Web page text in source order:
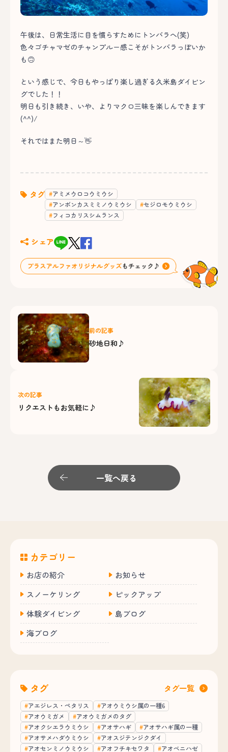
午後は、日常生活に目を慣らすためにトンバラへ(笑)
色々ゴチャマゼのチャンプルー感こそがトンバラっぽいか
も🙃
という感じで、今日もやっぱり楽し過ぎる久米島ダイビン
グでした！！
明日も引き続き、いや、よりマクロ三昧を楽しんできます
(^^)/
それではまた明日～👋
タグ
アミメウロコウミウシ
アンボンカスミミノウミウシ
セジロモウミウシ
フィコカリスシムランス
シェア
前の記事
砂地日和♪
次の記事
リクエストもお気軽に♪
一覧へ戻る
カテゴリー
お店の紹介
お知らせ
スノーケリング
ピックアップ
体験ダイビング
島ブログ
海ブログ
タグ タグ一覧
アエジレス・ペタリス
アオウミウシ属の一種6
アオウミガメ
アオウミガメのタグ
アオクシエラウミウシ
アオサハギ
アオサハギ属の一種
アオサメハダウミウシ
アオスジテンジクダイ
アオセンミノウミウシ
アオフチキセワタ
アオベニハゼ